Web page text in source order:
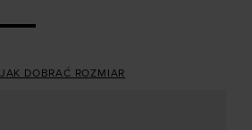
JAK DOBRAĆ ROZMIAR